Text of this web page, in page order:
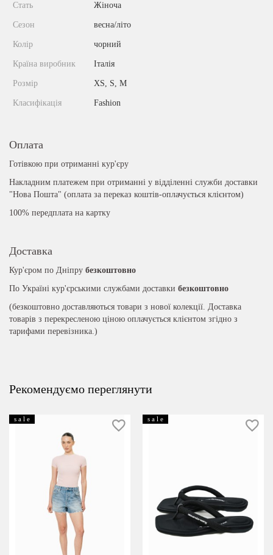
Стать Жіноча
Сезон весна/літо
Колір чорний
Країна виробник Італія
Розмір XS, S, M
Класифікація Fashion
Оплата
Готівкою при отриманні кур'єру
Накладним платежем при отриманні у відділенні служби доставки
"Нова Пошта" (оплата за переказ коштів-оплачується клієнтом)
100% передплата на картку
Доставка
Кур'єром по Дніпру безкоштовно
По Україні кур'єрськими службами доставки безкоштовно
(безкоштовно доставляються товари з нової колекції. Доставка
товарів з перекресленою ціною оплачується клієнтом згідно з
тарифами перевізника.)
Рекомендуємо переглянути
s a l e s a l e